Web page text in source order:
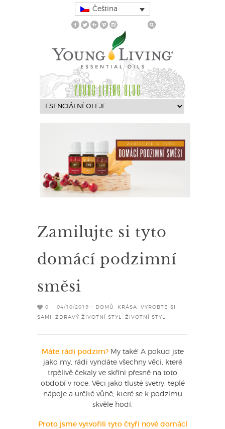
Čeština
YOUNG LIVING BLOG
Zamilujte si tyto
domácí podzimní
směsi
0 04/10/2019 - DOMŮ KRÁSA
VYROBTE SI
SAMI
ZDRAVÝ ŽIVOTNÍ STYL ŽIVOTNÍ STYL
Máte rádi podzim? My také! A pokud jste
jako my, rádi vyndáte všechny věci, které
trpělivě čekaly ve skříni přesně na toto
období v roce. Věci jako tlusté svetry, teplé
nápoje a určité vůně, které se k podzimu
skvěle hodí.
Proto jsme vytvořili tyto čtyři nové domácí